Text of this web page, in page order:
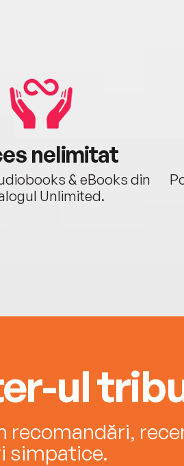
nelimitat
& eBooks din
Unlimited.
ul
simpatice.